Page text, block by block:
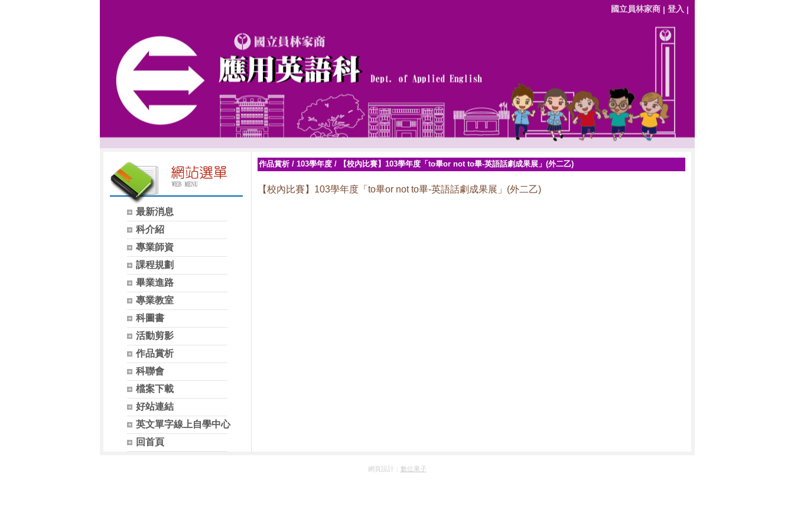
國立員林家商| 登入 |
最新消息
科介紹
專業師資
課程規劃
畢業進路
專業教室
科圖書
活動剪影
作品賞析
科聯會
檔案下載
好站連結
英文單字線上自學中心
回首頁
作品賞析/ 103學年度/ 【校內比賽】103學年度「to畢or not to畢-英語話劇成果展」(外二乙)
【校內比賽】103學年度「to畢or not to畢-英語話劇成果展」(外二乙)
網頁設計： 數位果子